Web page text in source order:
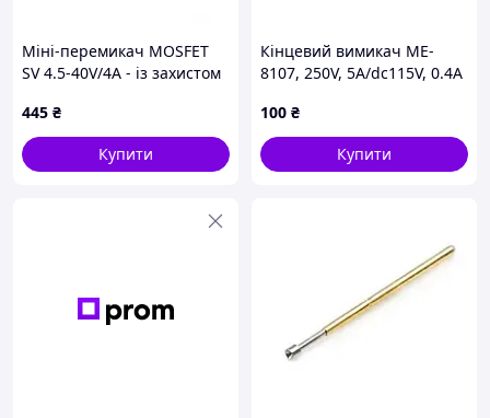
Міні-перемикач MOSFET
SV 4.5-40V/4A - із захистом
Pololu 2811
445 ₴
Купити
Кінцевий вимикач ME-
8107, 250V, 5A/dc115V, 0.4A
100 ₴
Купити